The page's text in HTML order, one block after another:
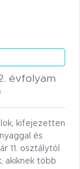
évfolyam
kifejezetten
és
11. osztálytól
akiknek több